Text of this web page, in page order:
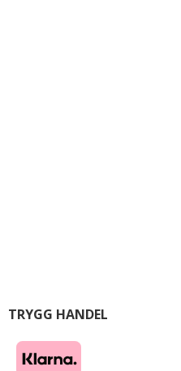
TRYGG HANDEL